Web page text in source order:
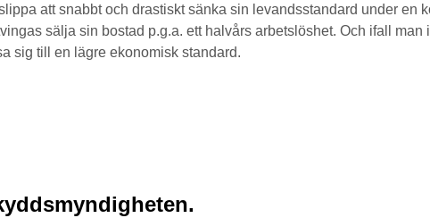
att snabbt och drastiskt sänka sin levandsstandard under en
sälja sin bostad p.g.a. ett halvårs arbetslöshet. Och ifall man
sig till en lägre ekonomisk standard.